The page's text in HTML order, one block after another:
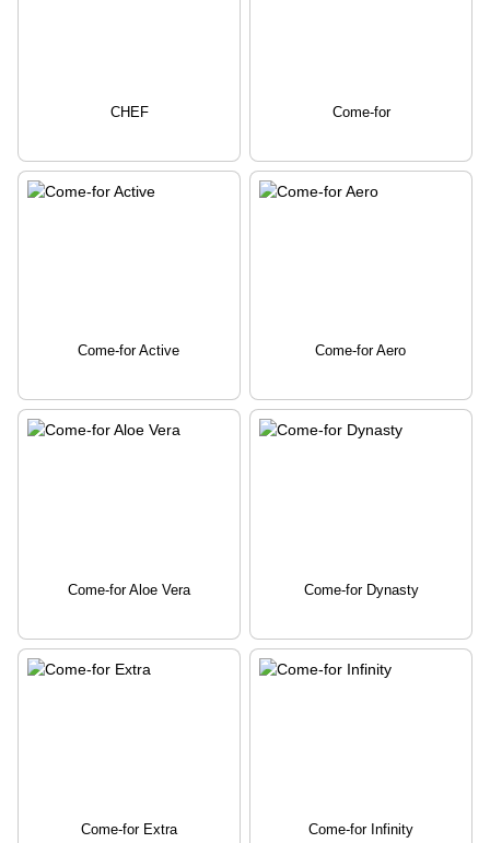
CHEF Come-for
Come-for Active Come-for Aero
Come-for Aloe Vera Come-for Dynasty
Come-for Extra Come-for Infinity